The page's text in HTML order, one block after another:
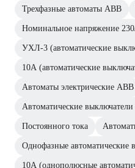
Трехфазные автоматы ABB
Номинальное напряжение
УХЛ-3 (автоматические
10А (автоматические
Автоматы электрические ABB
Автоматические
Постоянного тока
Однофазные автоматические
10А (однополюсные